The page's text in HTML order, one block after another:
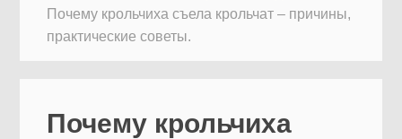
Почему крольчиха съела крольчат – причины,
практические советы.
Почему крольчиха